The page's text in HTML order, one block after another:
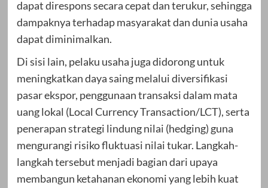
dapat direspons secara cepat dan terukur, sehingga
dampaknya terhadap masyarakat dan dunia usaha
dapat diminimalkan.
Di sisi lain, pelaku usaha juga didorong untuk
meningkatkan daya saing melalui diversifikasi
pasar ekspor, penggunaan transaksi dalam mata
uang lokal (Local Currency Transaction/LCT), serta
penerapan strategi lindung nilai (hedging) guna
mengurangi risiko fluktuasi nilai tukar. Langkah-
langkah tersebut menjadi bagian dari upaya
membangun ketahanan ekonomi yang lebih kuat